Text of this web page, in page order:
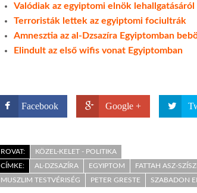
Valódiak az egyiptomi elnök
Terroristák lettek az egyiptomi fociultrák
Amnesztia az al-Dzsazíra Egyiptomban
Elindult az első wifis vonat Egyiptomban
Facebook Google +
ROVAT:
KÖZEL-KELET - POLITIKA
CÍMKE:
AL-DZSAZÍRA EGYIPTOM FATTAH ASZ-SZÍSZI
MUSZLIM TESTVÉRISÉG
PETER GRESTE SZABADON